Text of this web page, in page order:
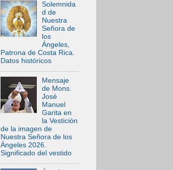
Solemnida
d de
Nuestra
Señora de
los
Ángeles,
Patrona de Costa Rica.
Datos históricos
Mensaje
de Mons.
José
Manuel
Garita en
la Vestición
de la imagen de
Nuestra Señora de los
Ángeles 2026.
Significado del vestido